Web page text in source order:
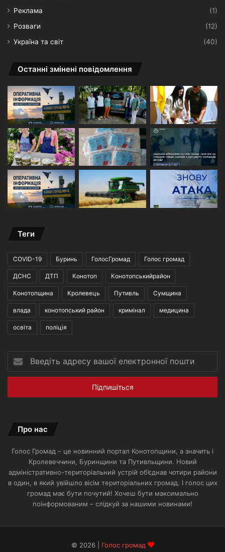
Реклама
(1)
Розваги
(12)
Україна та світ
(40)
Останні змінені повідомлення
Теги
COVID-19 Буринь ГолосГромад Голос громад
ДСНС ДТП Конотоп Конотопськийрайон
Конотопщина Кролевець Путивль Сумщина
влада конотопський район кримінал медицина
освіта поліція
адресу
вашої
пошти
Про нас
Голос Громад – це новинний портал Конотопщини, а значить і
Кролевеччини, Буринщини та Путивльщини. Новий
адміністративно-територіальний устрій об’єднав чотири райони
в один, в який увійшло вісім територіальних громад. І голос цих
громад має бути почутий! Хочеш бути максимально
поінформованим – слідкуй за нашими новинами!
© 2026 | Голос громад